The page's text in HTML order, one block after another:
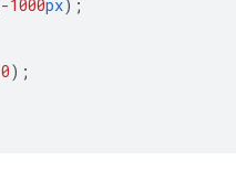
-1000px);
0);